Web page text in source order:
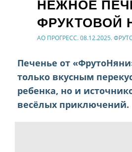
НЕЖНОЕ
ФРУКТОВОЙ
АО ПРОГРЕСС. 08.12.2025.
Печенье от
только вкусным
ребенка, но и
весёлых приключений.